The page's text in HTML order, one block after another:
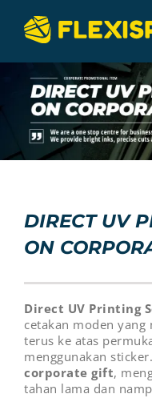
content
DIRECT UV
ON
Direct UV Printing
cetakan moden
terus ke atas
menggunakan
corporate gift,
tahan lama dan